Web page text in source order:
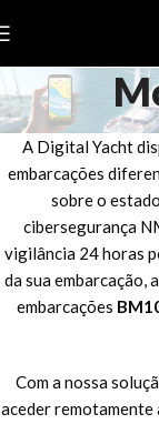
A Digital Yacht
embarcações
sobre o
cibersegurança
vigilância 24 horas
da sua embarcação,
embarcações
Com a nossa
aceder remotamente